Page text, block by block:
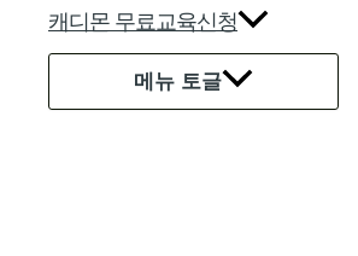
캐디몬 무료교육신청
메뉴 토글